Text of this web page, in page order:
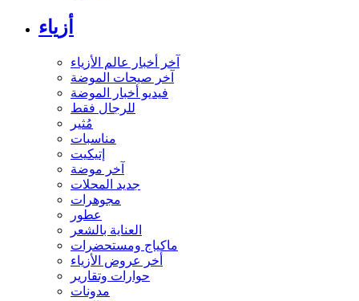
أزياء
آخر أخبار عالم الأزياء
آخر صيحات الموضة
فيديو أخبار الموضة
للرجال فقط
مُثير
مناسبات
إتيكيت
آخر موضة
جديد المحلات
مجوهرات
عطور
العناية بالشعر
ماكياج ومستحضرات
أخر عروض الأزياء
حوارات وتقارير
مدونات